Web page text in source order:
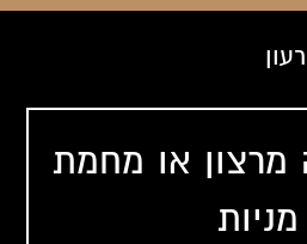
מרצון או מחמת